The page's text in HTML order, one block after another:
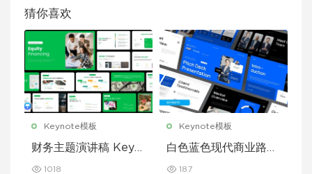
猜你喜欢
Keynote模板
财务主题演讲稿 Keyn
1018
Keynote模板
白色蓝色现代商业路演
187